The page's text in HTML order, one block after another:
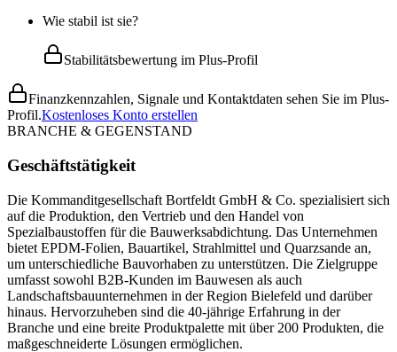
Wie stabil ist sie?
Stabilitätsbewertung im Plus-Profil
Finanzkennzahlen, Signale und Kontaktdaten sehen Sie im Plus-
Profil.Kostenloses Konto erstellen
BRANCHE & GEGENSTAND
Geschäftstätigkeit
Die Kommanditgesellschaft Bortfeldt GmbH & Co. spezialisiert sich
auf die Produktion, den Vertrieb und den Handel von
Spezialbaustoffen für die Bauwerksabdichtung. Das Unternehmen
bietet EPDM-Folien, Bauartikel, Strahlmittel und Quarzsande an,
um unterschiedliche Bauvorhaben zu unterstützen. Die Zielgruppe
umfasst sowohl B2B-Kunden im Bauwesen als auch
Landschaftsbauunternehmen in der Region Bielefeld und darüber
hinaus. Hervorzuheben sind die 40-jährige Erfahrung in der
Branche und eine breite Produktpalette mit über 200 Produkten, die
maßgeschneiderte Lösungen ermöglichen.